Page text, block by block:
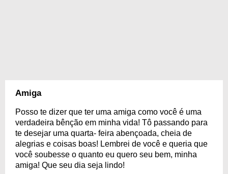
Amiga
Posso te dizer que ter uma amiga como você é uma
verdadeira bênção em minha vida! Tô passando para
te desejar uma quarta- feira abençoada, cheia de
alegrias e coisas boas! Lembrei de você e queria que
você soubesse o quanto eu quero seu bem, minha
amiga! Que seu dia seja lindo!